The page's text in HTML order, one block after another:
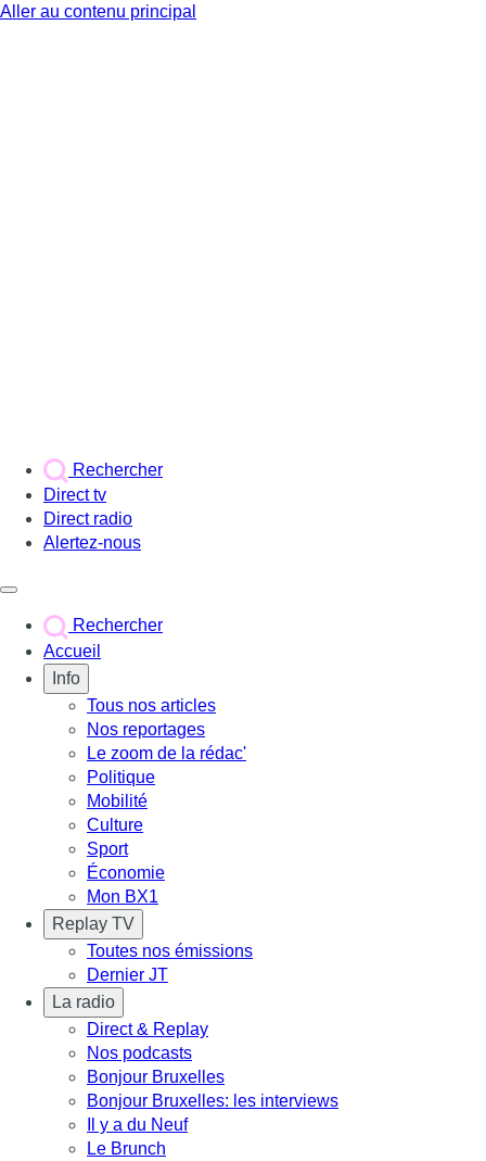
Aller au contenu principal
Rechercher
Direct tv
Direct radio
Alertez-nous
Rechercher
Accueil
Info
Tous nos articles
Nos reportages
Le zoom de la rédac'
Politique
Mobilité
Culture
Sport
Économie
Mon BX1
Replay TV
Toutes nos émissions
Dernier JT
La radio
Direct & Replay
Nos podcasts
Bonjour Bruxelles
Bonjour Bruxelles: les interviews
Il y a du Neuf
Le Brunch